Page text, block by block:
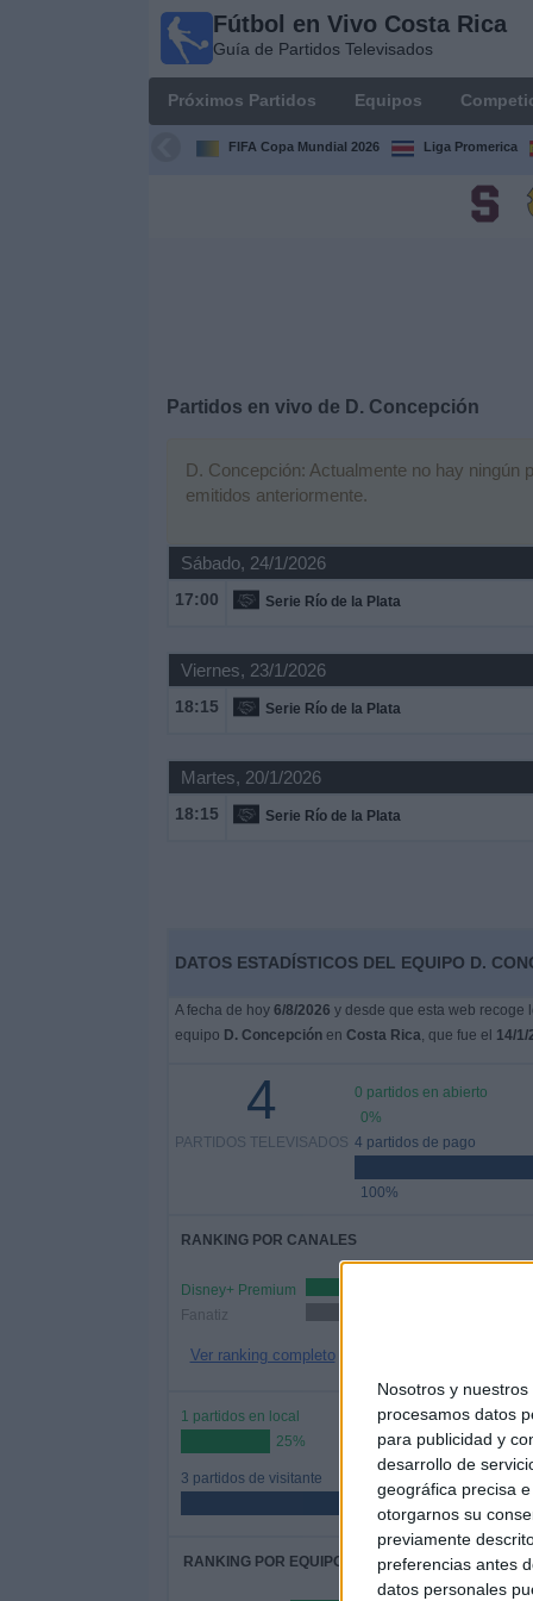
Nosotros y nuestros
procesamos datos
para publicidad y
desarrollo de
geográfica precisa
otorgarnos su
previamente
preferencias antes
datos personales
Fútbol en Vivo Costa Rica
Guía de Partidos Televisados
Próximos Partidos Equipos
FIFA Copa Mundial 2026 Liga Promerica
Partidos en vivo de D. Concepción
D. Concepción: Actualmente no hay ningún
emitidos anteriormente.
Sábado, 24/1/2026
17:00 Serie Río de la Plata
Viernes, 23/1/2026
18:15 Serie Río de la Plata
Martes, 20/1/2026
18:15 Serie Río de la Plata
DATOS ESTADÍSTICOS DEL EQUIPO D.
A fecha de hoy 6/8/2026 y desde que esta web recoge
equipo D. Concepciónen Costa Rica, que fue el 14/1/
4
PARTIDOS TELEVISADOS
0 partidos en abierto
0%
4 partidos de pago
100%
RANKING POR CANALES
Disney+ Premium
Fanatiz
Ver ranking completo
1 partidos en local
25%
3 partidos de visitante
75%
RANKING POR EQUIPOS